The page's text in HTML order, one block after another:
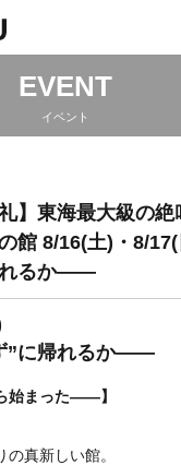
EVENT
イベント
】東海最大級の
館 8/16(土)・8/
れるか――
”に帰れるか――
始まった――】
真新しい館。